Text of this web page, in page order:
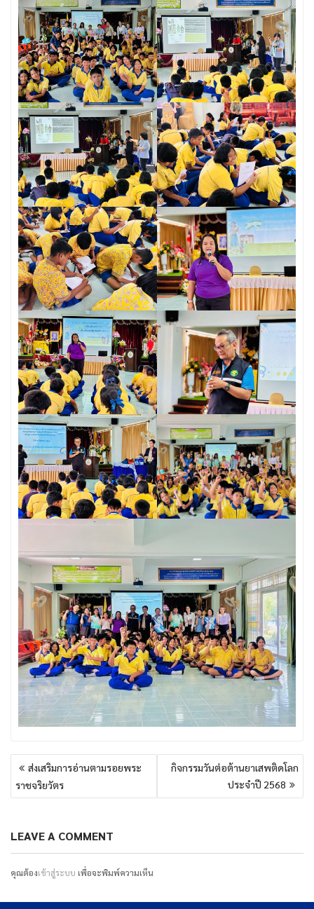
แนะแนว
เรื่องส่งเสริมการอ่านตามรอยพระ
ราชจริยวัตร
กิจกรรมวันต่อต้านยาเสพติดโลก
ประจำปี 2568
LEAVE A COMMENT
คุณต้องเข้าสู่ระบบ เพื่อจะพิมพ์ความเห็น